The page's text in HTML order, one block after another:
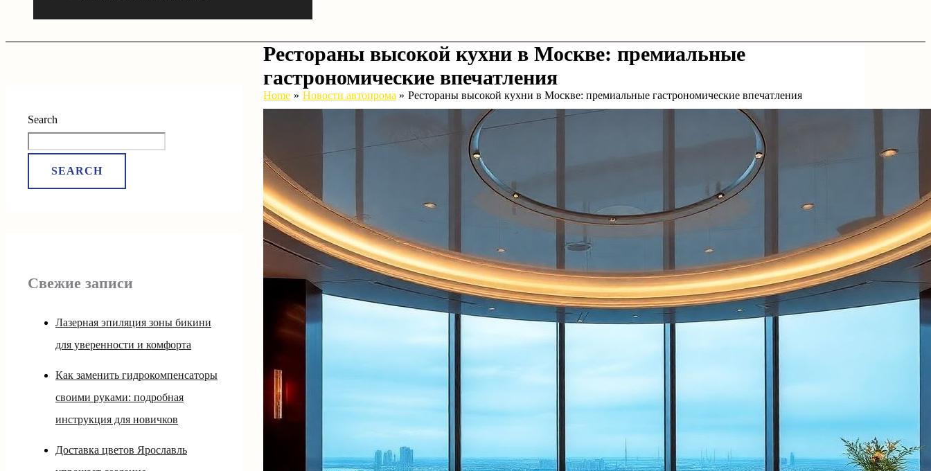
Search
SEARCH
Свежие записи
Лазерная эпиляция зоны бикини
для уверенности и комфорта
Как заменить гидрокомпенсаторы
своими руками: подробная
инструкция для новичков
Доставка цветов Ярославль
Рестораны высокой кухни в Москве: премиальные
гастрономические впечатления
Home Новости автопрома Рестораны высокой кухни в Москве: премиальные гастрономические впечатления